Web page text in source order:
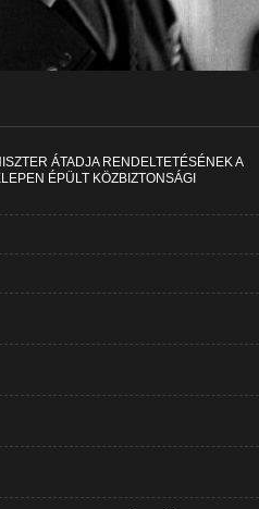
ÁTADJA RENDELTETÉSÉNEK A
ÉPÜLT KÖZBIZTONSÁGI